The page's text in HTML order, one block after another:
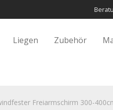
Liegen Zubehör
Freiarmschirm 300-